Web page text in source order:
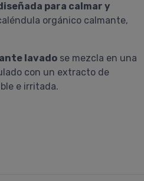
para calmar y
orgánico calmante,
lavado se mezcla en una
con un extracto de
e irritada.